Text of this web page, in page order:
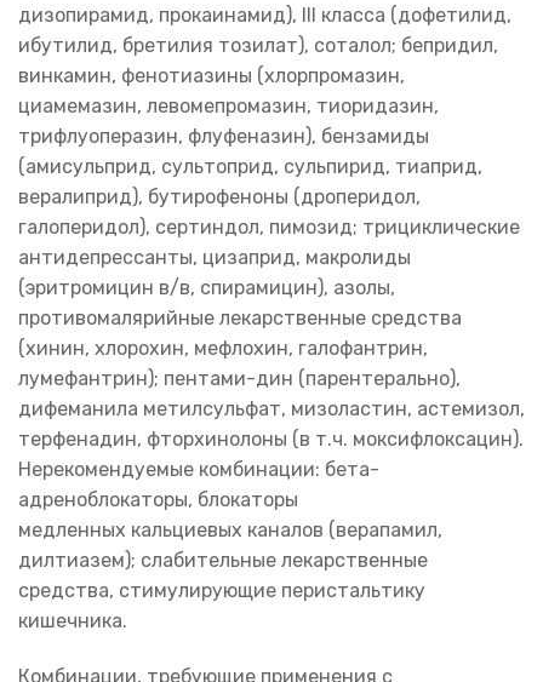
дизопирамид, прокаинамид), III класса (дофетилид,
ибутилид, бретилия тозилат), соталол; бепридил,
винкамин, фенотиазины (хлорпромазин,
циамемазин, левомепромазин, тиоридазин,
трифлуоперазин, флуфеназин), бензамиды
(амисульприд, сультоприд, сульпирид, тиаприд,
вералиприд), бутирофеноны (дроперидол,
галоперидол), сертиндол, пимозид; трициклические
антидепрессанты, цизаприд, макролиды
(эритромицин в/в, спирамицин), азолы,
противомалярийные лекарственные средства
(хинин, хлорохин, мефлохин, галофантрин,
лумефантрин); пентами-дин (парентерально),
дифеманила метилсульфат, мизоластин, астемизол,
терфенадин, фторхинолоны (в т.ч. моксифлоксацин).
Нерекомендуемые комбинации: бета-
адреноблокаторы, блокаторы
медленных кальциевых каналов (верапамил,
дилтиазем); слабительные лекарственные
средства, стимулирующие перистальтику
кишечника.
Комбинации, требующие применения с